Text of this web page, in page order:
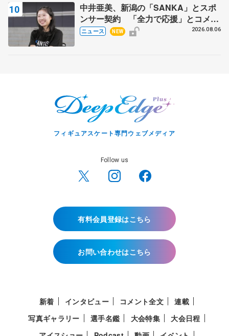
中井亜美、新潟の「SANKA」とスポ
ンサー契約 「全力で応援」とコメン
ト
ニュース NEW 2026.08.06
フィギュアスケート専門ウェブメディア
Follow us
有料会員登録はこちら
お問い合わせはこちら
新着 インタビュー コメント全文
連載
写真ギャラリー
選手名鑑 大会特集
大会日程